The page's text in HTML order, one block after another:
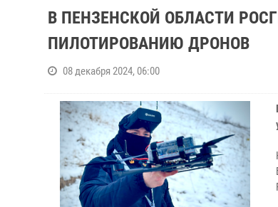
В ПЕНЗЕНСКОЙ ОБЛАСТИ
ПИЛОТИРОВАНИЮ ДРОНОВ
08 декабря 2024, 06:00